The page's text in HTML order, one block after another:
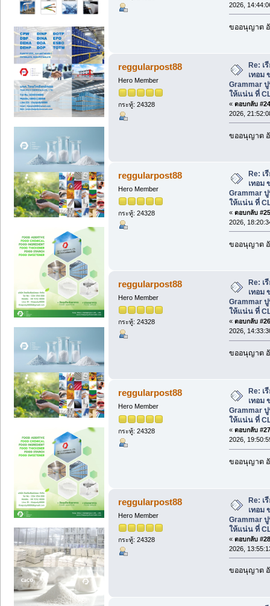
2026,
ขออนุญาต
reggularpost88
Hero Member
กระทู้: 24328
Re: เ
เทอม
Grammar
ให้แน่น ที่
« ตอบกลับ
2026,
ขออนุญาต
reggularpost88
Hero Member
กระทู้: 24328
Re: เ
เทอม
Grammar
ให้แน่น ที่
« ตอบกลับ
2026,
ขออนุญาต
reggularpost88
Hero Member
กระทู้: 24328
Re: เ
เทอม
Grammar
ให้แน่น ที่
« ตอบกลับ
2026,
ขออนุญาต
reggularpost88
Hero Member
กระทู้: 24328
Re: เ
เทอม
Grammar
ให้แน่น ที่
« ตอบกลับ
2026,
ขออนุญาต
reggularpost88
Hero Member
กระทู้: 24328
Re: เ
เทอม
Grammar
ให้แน่น ที่
« ตอบกลับ
2026,
ขออนุญาต